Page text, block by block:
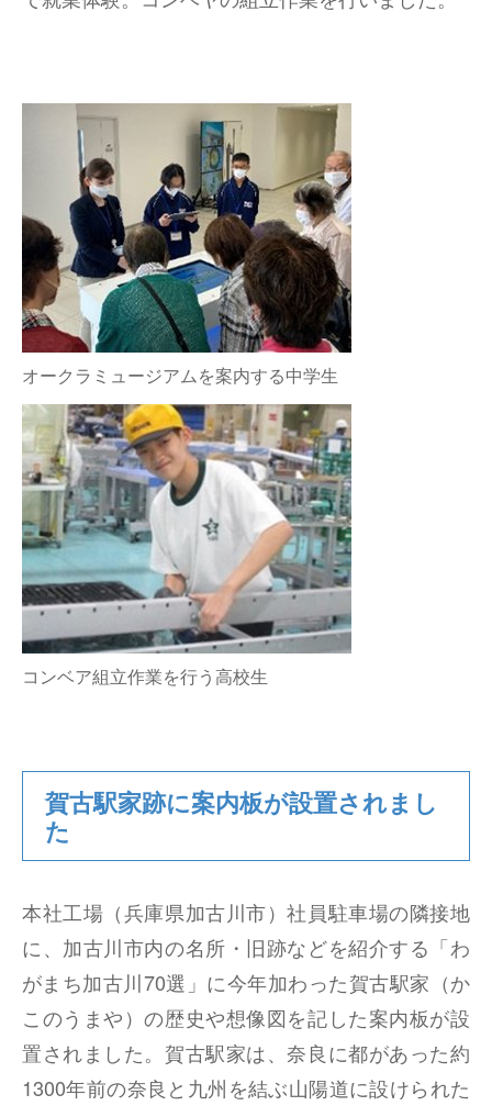
オークラミュージアムを案内する中学生
コンベア組立作業を行う高校生
賀古駅家跡に案内板が設置されまし
た
本社工場（兵庫県加古川市）社員駐車場の隣接地
に、加古川市内の名所・旧跡などを紹介する「わ
がまち加古川70選」に今年加わった賀古駅家（か
このうまや）の歴史や想像図を記した案内板が設
置されました。賀古駅家は、奈良に都があった約
1300年前の奈良と九州を結ぶ山陽道に設けられた